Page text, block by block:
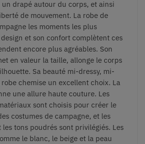
drapé autour du corps, et ainsi
de mouvement. La robe de
les moments les plus
et son confort complètent ces
encore plus agréables. Son
en valeur la taille, allonge le corps
Sa beauté mi-dressy, mi-
chemise un excellent choix. La
une allure haute couture. Les
sont choisis pour créer le
costumes de campagne, et les
les tons poudrés sont privilégiés. Les
le blanc, le beige et la peau